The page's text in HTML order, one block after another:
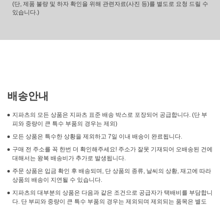
(단, 제품 불량 및 하자 확인을 위해 관련자료(사진 등)를 별도로 요청 드릴 수
있습니다.)
배송안내
지파츠의 모든 상품은 지파츠 표준 배송 박스로 포장되어 공급합니다. (단 부
피와 중량이 큰 특수 부품의 경우는 제외)
모든 상품은 특수한 상황을 제외하고 7일 이내 배송이 완료됩니다.
구매 전 주소를 꼭 한번 더 확인해주세요! 주소가 잘못 기재되어 오배송된 건에
대해서는 왕복 배송비가 추가로 발생됩니다.
주문 상품은 입금 확인 후 배송되며, 단 상품의 종류, 날씨의 상황, 재고에 따라
상품의 배송이 지연될 수 있습니다.
지파츠의 대부분의 상품은 다음과 같은 조건으로 공급자가 택배비를 부담합니
다. 단 부피와 중량이 큰 특수 부품의 경우는 제외되며 제외되는 품목은 별도